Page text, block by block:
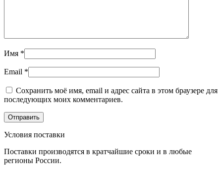
Имя *
Email *
Сохранить моё имя, email и адрес сайта в этом браузере для
последующих моих комментариев.
Условия поставки
Поставки производятся в кратчайшие сроки и в любые
регионы России.